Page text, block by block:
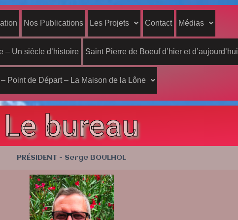
Nos Publications Les Projets Contact Médias
– Un siècle d’histoire Saint Pierre de Boeuf d’hier et d’aujourd’hui
Point de Départ – La Maison de la Lône
Le bureau
PRÉSIDENT - Serge BOULHOL